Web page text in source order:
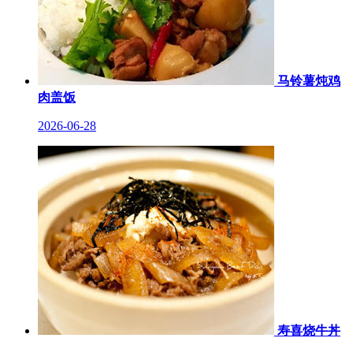
马铃薯炖鸡
肉盖饭
2026-06-28
寿喜烧牛丼